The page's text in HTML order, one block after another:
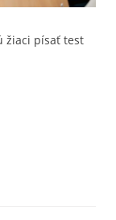
žiaci písať test